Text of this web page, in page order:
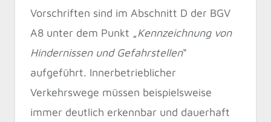
Vorschriften sind im Abschnitt D der BGV
A8 unter dem Punkt „Kennzeichnung von
Hindernissen und Gefahrstellen“
aufgeführt. Innerbetrieblicher
Verkehrswege müssen beispielsweise
immer deutlich erkennbar und dauerhaft